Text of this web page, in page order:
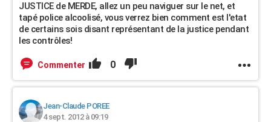
JUSTICE de MERDE, allez un peu naviguer sur le net, et
tapé police alcoolisé, vous verrez bien comment est l'etat
de certains sois disant représentant de la justice pendant
les contrôles!
Commenter 0
Jean-Claude POREE
4 sept. 2012 à 09:19